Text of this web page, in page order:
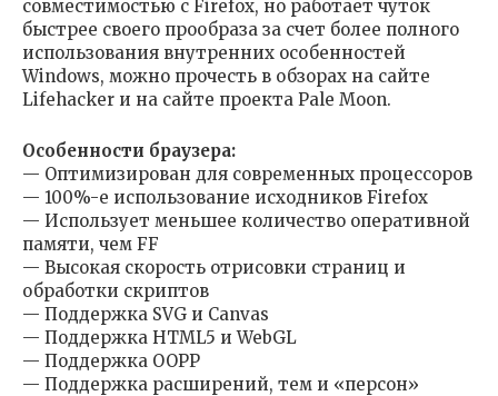
совместимостью с Firefox, но работает чуток
быстрее своего прообраза за счет более полного
использования внутренних особенностей
Windows, можно прочесть в обзорах на сайте
Lifehacker и на сайте проекта Pale Moon.
Особенности браузера:
— Оптимизирован для современных процессоров
— 100%-е использование исходников Firefox
— Использует меньшее количество оперативной
памяти, чем FF
— Высокая скорость отрисовки страниц и
обработки скриптов
— Поддержка SVG и Canvas
— Поддержка HTML5 и WebGL
— Поддержка OOPP
— Поддержка расширений, тем и «персон»